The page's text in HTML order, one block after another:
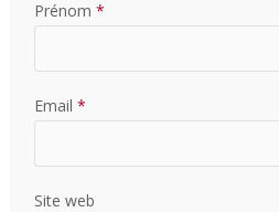
Prénom *
Email *
Site web